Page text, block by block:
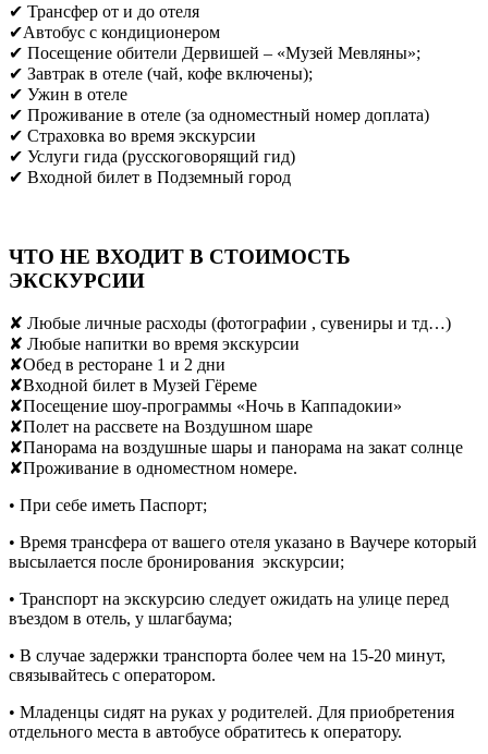
✔ Трансфер от и до отеля
✔Aвтобус с кондиционером
✔ Посещение обители Дервишей – «Музей Мевляны»;
✔ Завтрак в отеле (чай, кофе включены);
✔ Ужин в отеле
✔ Проживание в отеле (за одноместный номер доплата)
✔ Страховка во время экскурсии
✔ Услуги гида (русскоговорящий гид)
✔ Входной билет в Подземный город
ЧТО НЕ ВХОДИТ В СТОИМОСТЬ
ЭКСКУРСИИ
✘ Любые личные расходы (фотографии , сувениры и тд…)
✘ Любые напитки во время экскурсии
✘Обед в ресторане 1 и 2 дни
✘Входной билет в Музей Гёреме
✘Посещение шоу-программы «Ночь в Каппадокии»
✘Полет на рассвете на Воздушном шаре
✘Панорама на воздушные шары и панорама на закат солнце
✘Проживание в одноместном номере.
• При себе иметь Паспорт;
• Время трансфера от вашего отеля указано в Ваучере который
высылается после бронирования экскурсии;
• Транспорт на экскурсию следует ожидать на улице перед
въездом в отель, у шлагбаума;
• В случае задержки транспорта более чем на 15-20 минут,
связывайтесь с оператором.
• Младенцы сидят на руках у родителей. Для приобретения
отдельного места в автобусе обратитесь к оператору.